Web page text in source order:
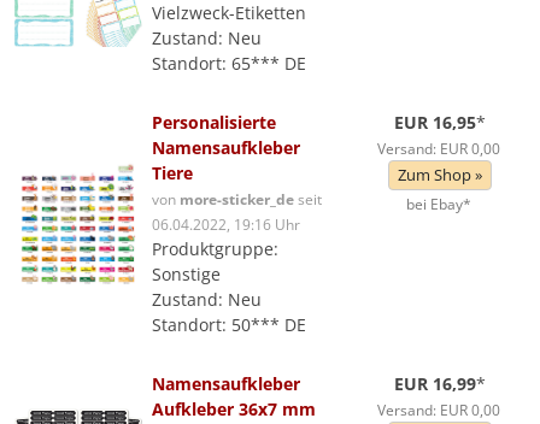
Vielzweck-Etiketten
Zustand: Neu
Standort: 65*** DE
Personalisierte
Namensaufkleber
Tiere
von more-sticker_deseit
06.04.2022, 19:16 Uhr
Produktgruppe:
Sonstige
Zustand: Neu
Standort: 50*** DE
EUR 16,95*
Versand: EUR 0,00
Zum Shop »
bei Ebay*
Namensaufkleber
Aufkleber 36x7 mm
EUR 16,99*
Versand: EUR 0,00